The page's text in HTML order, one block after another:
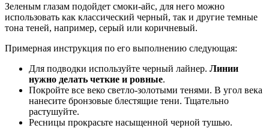
Зеленым глазам подойдет смоки-айс, для него можно
использовать как классический черный, так и другие темные
тона теней, например, серый или коричневый.
Примерная инструкция по его выполнению следующая:
Для подводки используйте черный лайнер. Линии
нужно делать четкие и ровные.
Покройте все веко светло-золотыми тенями. В угол века
нанесите бронзовые блестящие тени. Тщательно
растушуйте.
Ресницы прокрасьте насыщенной черной тушью.